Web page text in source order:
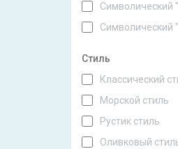
Символический
Символический
Стиль
Классический
Морской стиль
Рустик стиль
Оливковый